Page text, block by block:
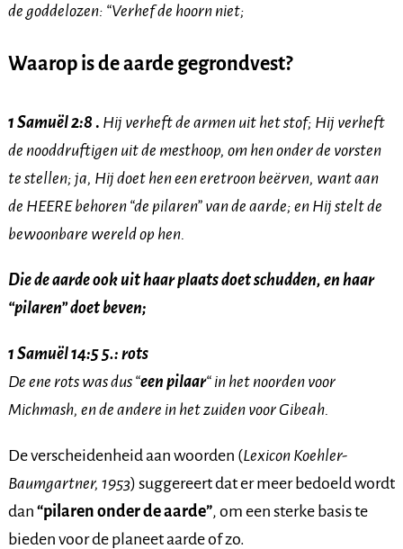
de goddelozen: “Verhef de hoorn niet;
Waarop is de aarde gegrondvest?
1 Samuël 2:8 . Hij verheft de armen uit het stof; Hij verheft
de nooddruftigen uit de mesthoop, om hen onder de vorsten
te stellen; ja, Hij doet hen een eretroon beërven, want aan
de HEERE behoren “de pilaren” van de aarde; en Hij stelt de
bewoonbare wereld op hen.
Die de aarde ook uit haar plaats doet schudden, en haar
“pilaren” doet beven;
1 Samuël 14:5 5.: rots
De ene rots was dus “een pilaar“ in het noorden voor
Michmash, en de andere in het zuiden voor Gibeah.
De verscheidenheid aan woorden (Lexicon Koehler-
Baumgartner, 1953) suggereert dat er meer bedoeld wordt
dan “pilaren onder de aarde”, om een sterke basis te
bieden voor de planeet aarde of zo.